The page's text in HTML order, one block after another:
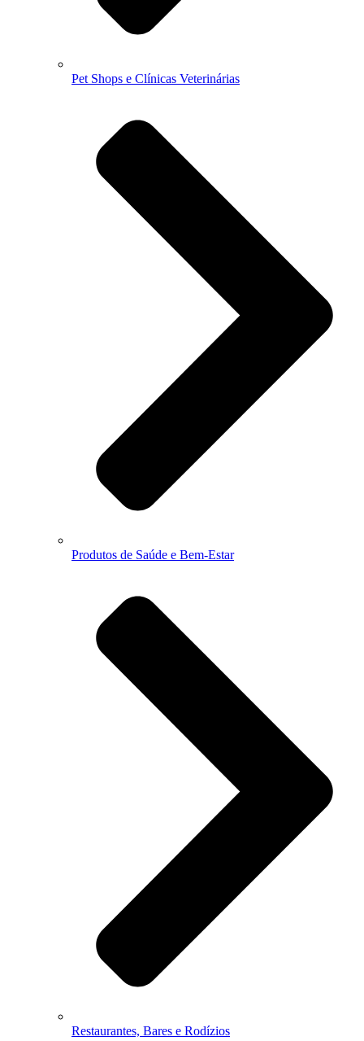
Pet Shops e Clínicas Veterinárias
Produtos de Saúde e Bem-Estar
Restaurantes, Bares e Rodízios